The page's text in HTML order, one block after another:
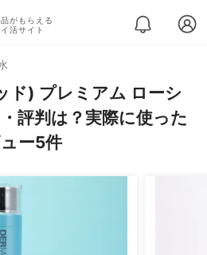
がもらえる
活サイト
ド) プレミアム ローシ
評判は？実際に使った
ー5件